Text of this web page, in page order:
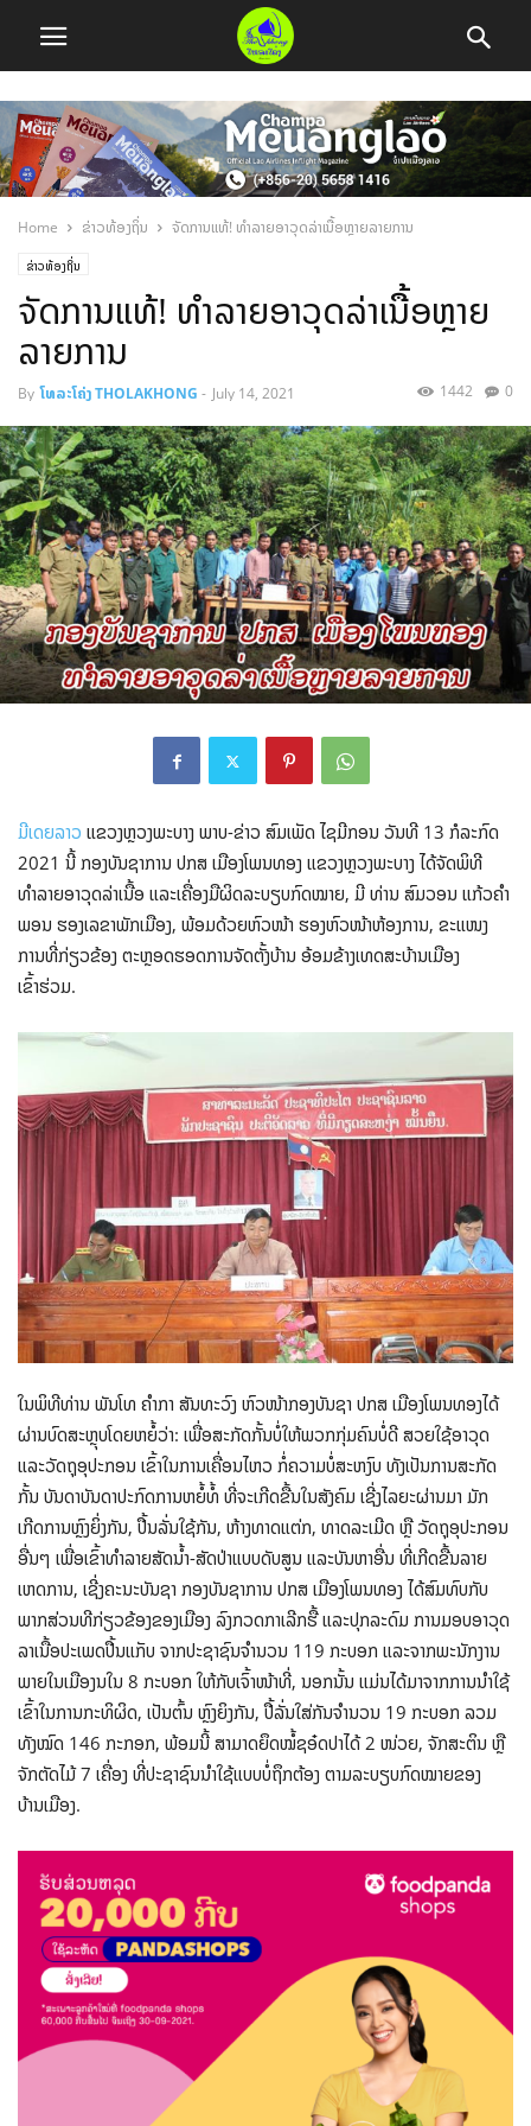
Home ຂ່າວທ້ອງຖິ່ນ ຈັດການແທ້! ທຳລາຍອາວຸດລ່າເນື້ອຫຼາຍລາຍການ
ຂ່າວທ້ອງຖິ່ນ
ຈັດການແທ້! ທຳລາຍອາວຸດລ່າເນື້ອຫຼາຍ
ລາຍການ
By ໂທລະໂຄ່ງ THOLAKHONG - July 14, 2021 0
1442
ມີເດຍລາວ ແຂວງຫຼວງພະບາງ ພາບ-ຂ່າວ ສົມເພັດ ໄຊມີກອນ ວັນທີ 13 ກໍລະກົດ
2021 ນີ້ ກອງບັນຊາການ ປກສ ເມືອງໂພນທອງ ແຂວງຫຼວງພະບາງ ໄດ້ຈັດພິທີ
ທຳລາຍອາວຸດລ່າເນື້ອ ແລະເຄື່ອງມືຜິດລະບຽບກົດໝາຍ, ມີ ທ່ານ ສົມວອນ ແກ້ວຄຳ
ພອນ ຮອງເລຂາພັກເມືອງ, ພ້ອມດ້ວຍຫົວໜ້າ ຮອງຫົວໜ້າຫ້ອງການ, ຂະແໜງ
ການທີ່ກ່ຽວຂ້ອງ ຕະຫຼອດຮອດການຈັດຕັ້ງບ້ານ ອ້ອມຂ້າງເທດສະບ້ານເມືອງ
ເຂົ້າຮ່ວມ.
ໃນພິທີທ່ານ ພັນໂທ ຄຳກາ ສັນທະວົງ ຫົວໜ້າກອງບັນຊາ ປກສ ເມືອງໂພນທອງໄດ້
ຜ່ານບົດສະຫຼຸບໂດຍຫຍໍ້ວ່າ: ເພື່ອສະກັດກັ້ນບໍ່ໃຫ້ພວກກຸ່ມຄົນບໍ່ດີ ສວຍໃຊ້ອາວຸດ
ແລະວັດຖຸອຸປະກອນ ເຂົ້າໃນການເຄື່ອນໄຫວ ກໍ່ຄວາມບໍ່ສະຫງົບ ທັງເປັນການສະກັດ
ກັ້ນ ບັນດາບັນດາປະກົດການຫຍໍ້ທໍ້ ທີ່ຈະເກີດຂື້ນໃນສັງຄົມ ເຊີ່ງໄລຍະຜ່ານມາ ມັກ
ເກີດການຫຼົງຍິ່ງກັນ, ປື້ນລັ່ນໃຊ້ກັນ, ຫ້າງທາດແຕ່ກ, ທາດລະເມີດ ຫຼື ວັດຖຸອຸປະກອນ
ອື່ນໆ ເພື່ອເຂົ້າທຳລາຍສັດນໍ້າ-ສັດປ່າແບບດັບສູນ ແລະບັນຫາອື່ນ ທີ່ເກີດຂື້ນລາຍ
ເຫດການ, ເຊີ່ງຄະນະບັນຊາ ກອງບັນຊາການ ປກສ ເມືອງໂພນທອງ ໄດ້ສົມທົບກັບ
ພາກສ່ວນທີກ່ຽວຂ້ອງຂອງເມືອງ ລົງກວດກາເລີກຮື້ ແລະປຸກລະດົມ ການມອບອາວຸດ
ລາເນື້ອປະເພດປື້ນແກັບ ຈາກປະຊາຊົນຈຳນວນ 119 ກະບອກ ແລະຈາກພະນັກງານ
ພາຍໃນເມືອງນໃນ 8 ກະບອກ ໃຫ້ກັບເຈົ້າໜ້າທີ່, ນອກນັ້ນ ແມ່ນໄດ້ມາຈາກການນໍາໃຊ້
ເຂົ້າໃນການກະທິຜິດ, ເປັນຕົ້ນ ຫຼົງຍິງກັນ, ປື້ລັ່ນໃສ່ກັນຈຳນວນ 19 ກະບອກ ລວມ
ທັງໝົດ 146 ກະກອກ, ພ້ອມນີ້ ສາມາດຍຶດໝໍ້ຊອ໋ດປາໄດ້ 2 ໜ່ວຍ, ຈັກສະຕິນ ຫຼື
ຈັກຕັດໄມ້ 7 ເຄື່ອງ ທີ່ປະຊາຊົນນຳໃຊ້ແບບບໍ່ຖຶກຕ້ອງ ຕາມລະບຽບກົດໝາຍຂອງ
ບ້ານເມືອງ.